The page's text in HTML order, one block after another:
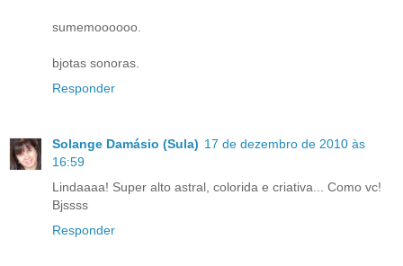
sumemoooooo.
bjotas sonoras.
Responder
Solange Damásio (Sula) 17 de dezembro de 2010 às
16:59
Lindaaaa! Super alto astral, colorida e criativa... Como vc!
Bjssss
Responder